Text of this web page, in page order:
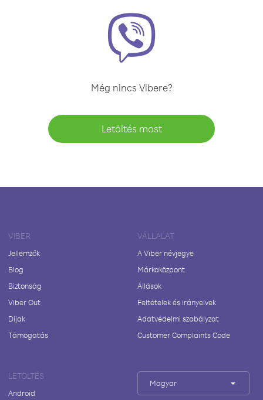
Még nincs Vibere?
Letöltés most
VIBER
Jellemzők
Blog
Biztonság
Viber Out
Díjak
Támogatás
VÁLLALAT
A Viber névjegye
Márkaközpont
Állások
Feltételek és irányelvek
Adatvédelmi szabályzat
Customer Complaints Code
LETÖLTÉS
Android
Magyar